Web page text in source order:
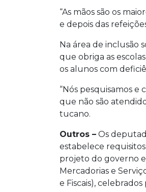
“As mãos são os
e depois das
Na área de inclusão
que obriga as
os alunos com
“Nós pesquisamos
que não são
tucano.
Outros – Os
estabelece
projeto do governo
Mercadorias e
e Fiscais), celebrados